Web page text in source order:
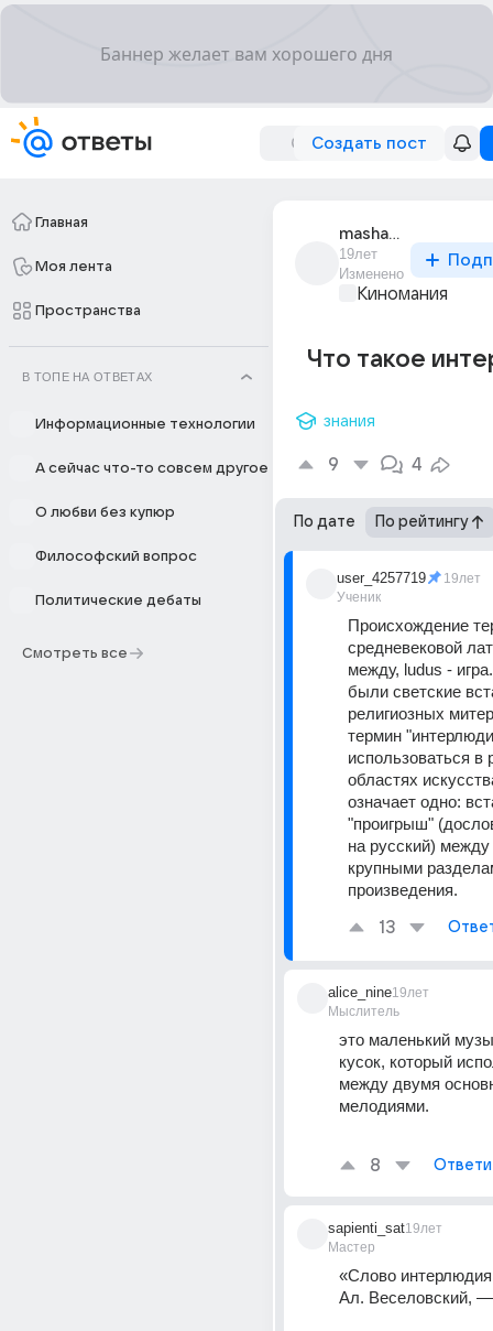
Создать пост
Главная
Моя лента
Пространства
В ТОПЕ НА ОТВЕТАХ
Информационные технологии
А сейчас что-то совсем другое
О любви без купюр
Философский вопрос
Политические дебаты
Смотреть все
masha_1041
19лет
Изменено
Киномания
Что такое
знания
9 4
По дате По рейтингу
user_4257719
Ученик
19лет
Происхождение
средневековой
между, ludus -
были светские
религиозных
термин
использоваться в
областях
означает одно:
"проигрыш"
на русский) между
крупными
произведения.
13
alice_nine
Мыслитель
19лет
это маленький
кусок, который
между двумя
мелодиями.
8
sapienti_sat
Мастер
19лет
«Слово
Ал. Веселовский, —